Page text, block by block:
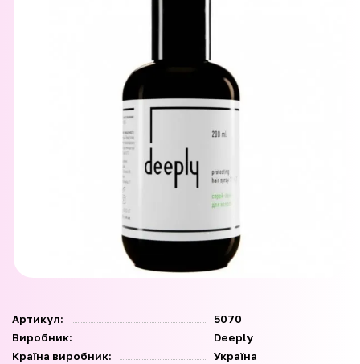
Артикул:
5070
Виробник:
Deeply
Країна виробник:
Україна